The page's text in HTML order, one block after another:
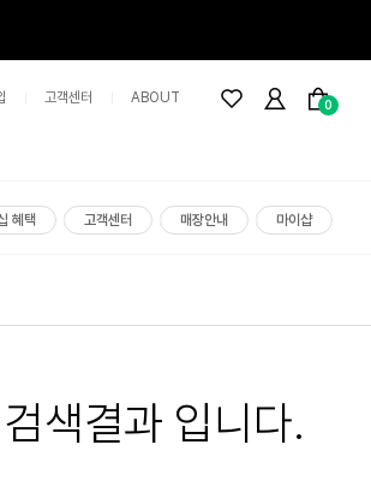
고객센터 ABOUT 0
혜택 고객센터 매장안내 마이샵
색결과 입니다.